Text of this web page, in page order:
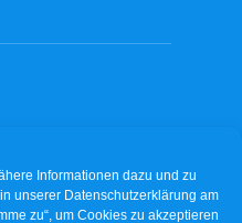
Informationen dazu und zu
unserer Datenschutzerklärung am
zu“, um Cookies zu akzeptieren